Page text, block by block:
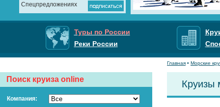
Спецпредложениях
Туры по России
Реки России
Поиск круиза online
Компания:
Главная • Морские
Круизы